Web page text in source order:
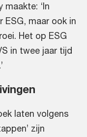
‘In
ESG, maar ook in
Het op ESG
in twee jaar tijd
laten volgens
zijn